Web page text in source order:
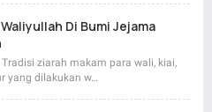
Di Bumi Jejama
Tradisi ziarah makam para wali, kiai,
yang dilakukan w…